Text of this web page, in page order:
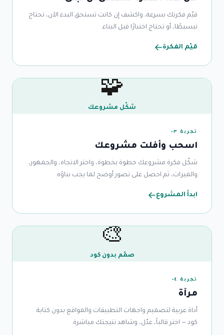
قيّم فكرتك بسرعة، واكشف إن كانت تستحق البدء الآن، تحتاج
تبسيطًا، أو تحتاج اختبارًا قبل البناء.
قيّم الفكرة
🧩
شكّل مشروعك
تجربة ٠٣
اسحب وأفلت مشروعك
شكّل فكرة مشروعك خطوة بخطوة، واختر الاتجاه، والجمهور،
والميزات، ثم احصل على تصور أوضح لما يجب بناؤه.
ابدأ المشروع
🎨
صمّم بدون كود
تجربة ٠٤
مرآة
أداة عربية لتصميم واجهات التطبيقات والمواقع بدون كتابة
كود — اختر قالباً، عدّل، وشاهد نتيجتك مباشرة.